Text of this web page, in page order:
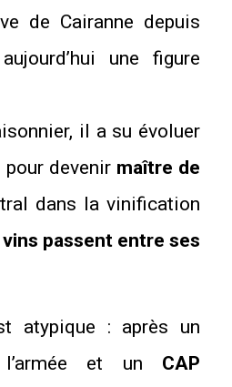
de Cairanne depuis
une figure
il a su évoluer
devenir maître de
dans la vinification
passent entre ses
atypique : après un
l’armée et un CAP